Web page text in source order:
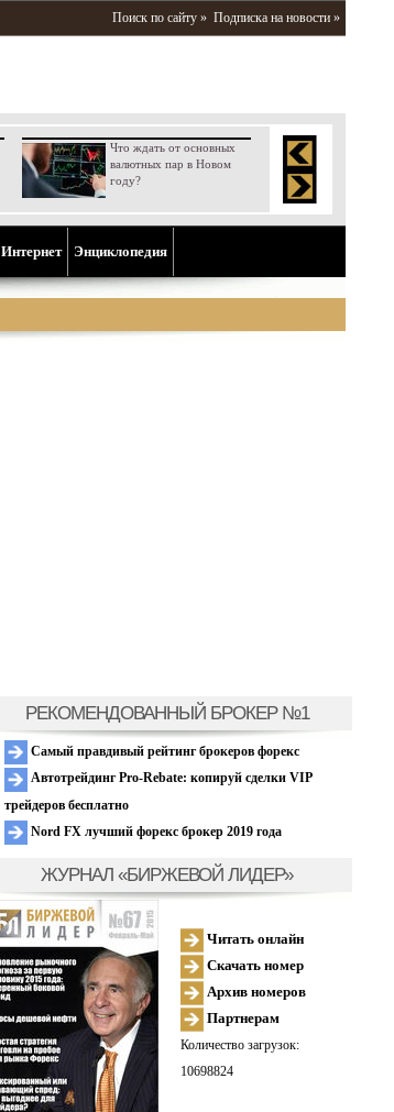
Поиск по сайту » Подписка на новости »
Что ждать от основных
валютных пар в Новом
году?
Интернет Энциклопедия
РЕКОМЕНДОВАННЫЙ БРОКЕР №1
Самый правдивый рейтинг брокеров форекс
Автотрейдинг Pro-Rebate: копируй сделки VIP
трейдеров бесплатно
Nord FX лучший форекс брокер 2019 года
ЖУРНАЛ «БИРЖЕВОЙ ЛИДЕР»
Читать онлайн
Скачать номер
Архив номеров
Партнерам
Количество загрузок:
10698824